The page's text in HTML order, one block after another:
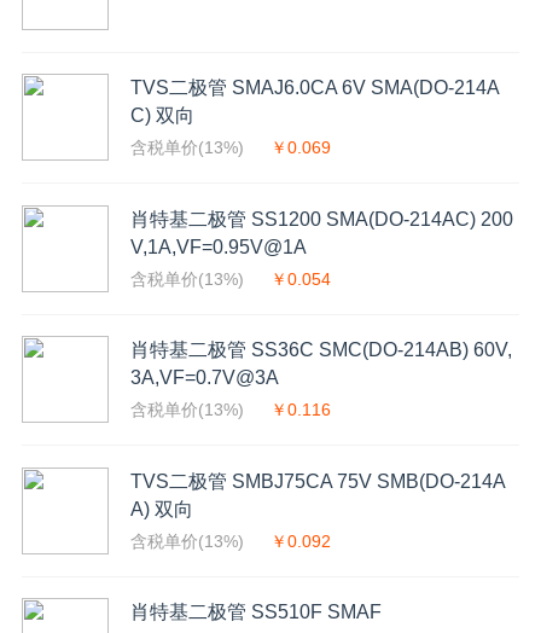
TVS二极管 SMAJ6.0CA 6V SMA(DO-214A
C) 双向
含税单价(13%) ￥0.069
肖特基二极管 SS1200 SMA(DO-214AC) 200
V,1A,VF=0.95V@1A
含税单价(13%) ￥0.054
肖特基二极管 SS36C SMC(DO-214AB) 60V,
3A,VF=0.7V@3A
含税单价(13%) ￥0.116
TVS二极管 SMBJ75CA 75V SMB(DO-214A
A) 双向
含税单价(13%) ￥0.092
肖特基二极管 SS510F SMAF